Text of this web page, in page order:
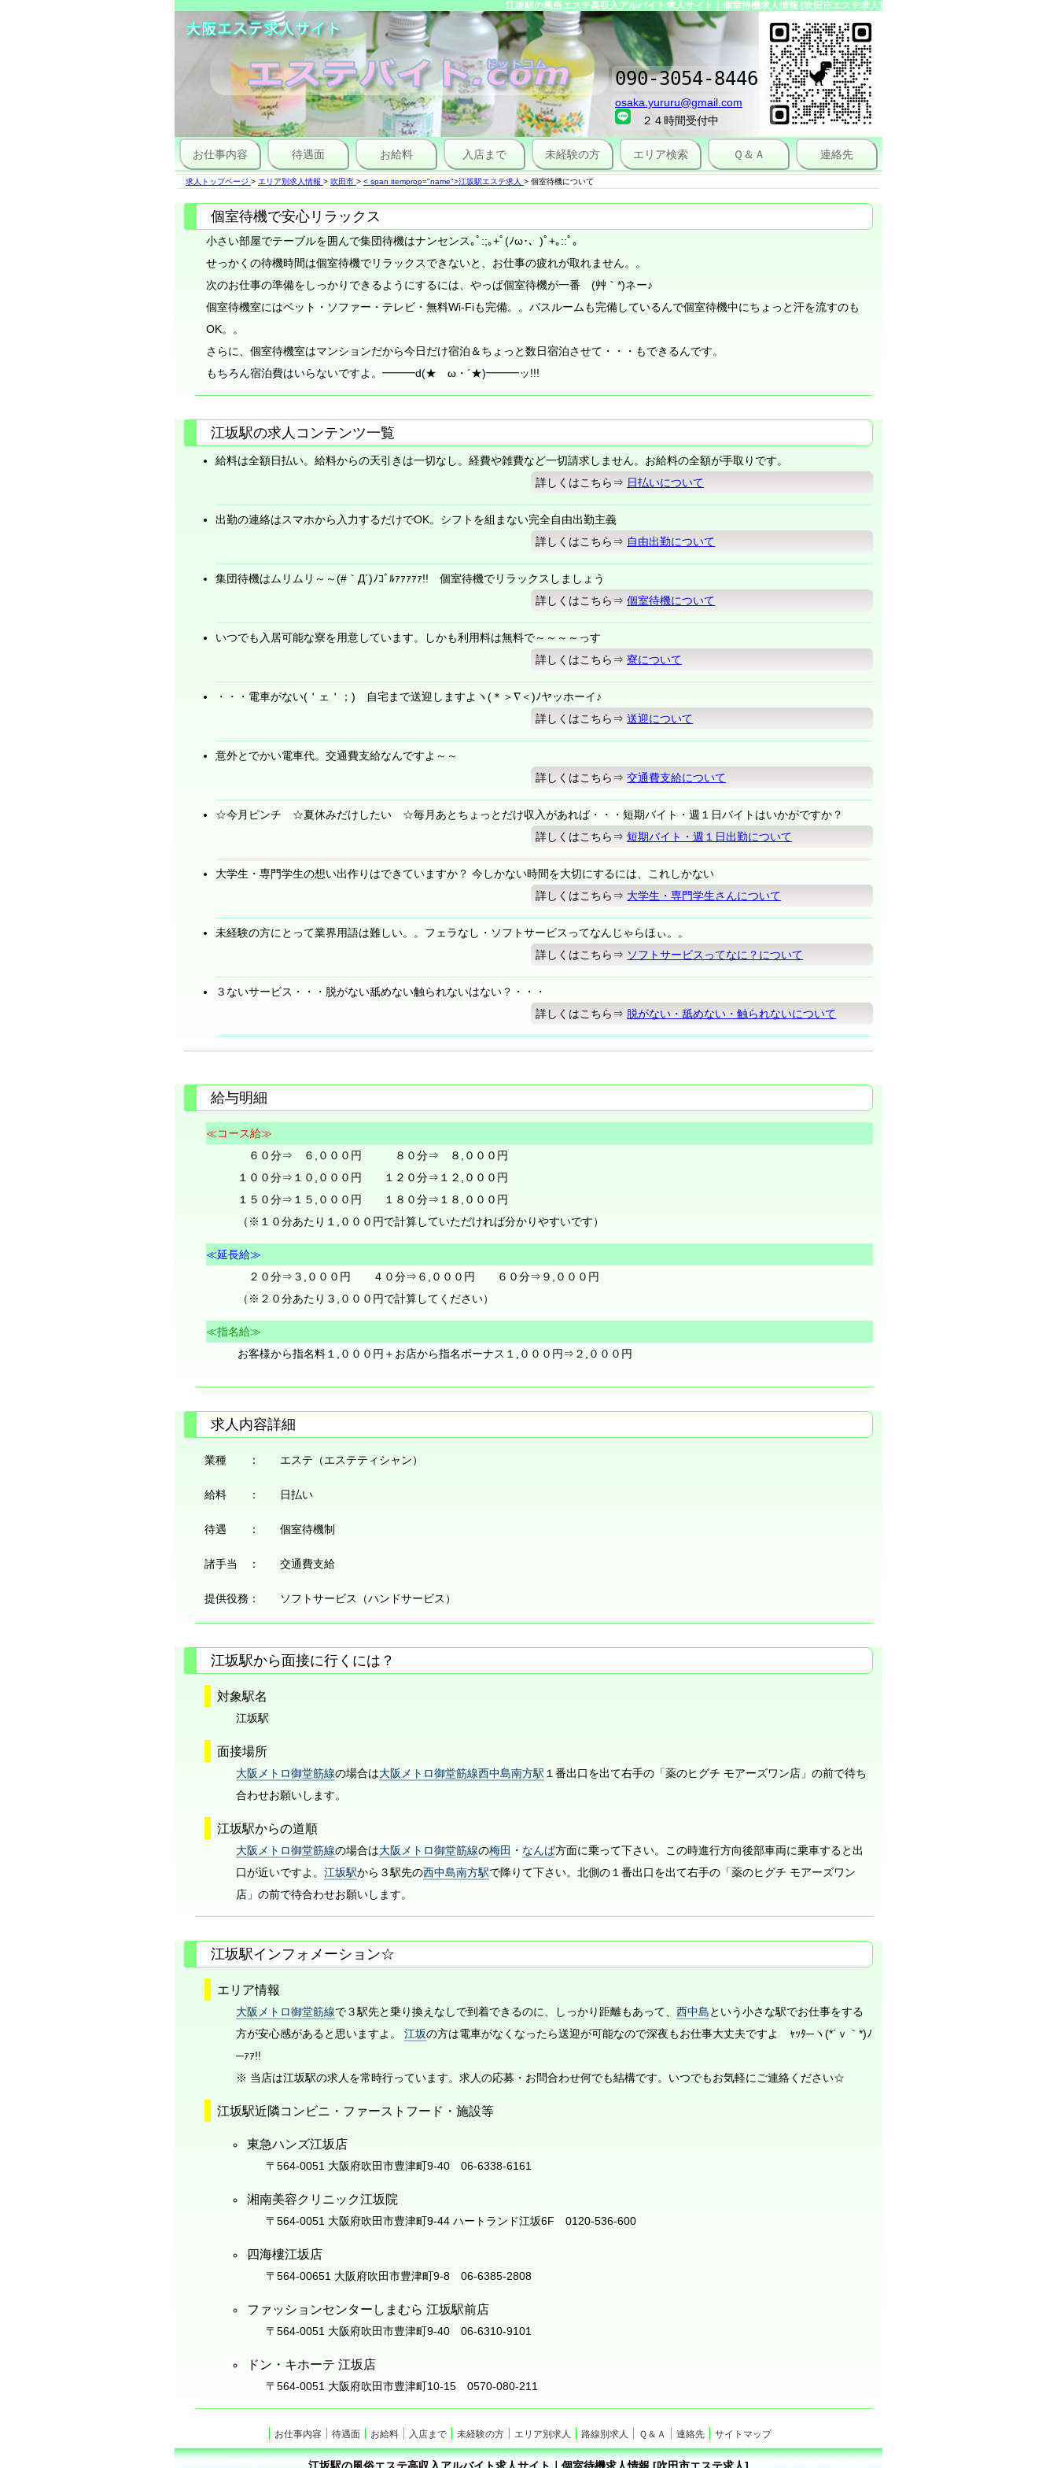
江坂駅の風俗エステ高収入アルバイト求人サイト｜個室待機求人情報 [吹田市エステ求人]
090-3054-8446
osaka.yururu@gmail.com
２４時間受付中
お仕事内容 待遇面 お給料 入店まで 未経験の方 エリア検索 Ｑ＆Ａ 連絡先
求人トップページ > エリア別求人情報 > 吹田市 > < span itemprop="name">江坂駅エステ求人 > 個室待機について
個室待機で安心リラックス
小さい部屋でテーブルを囲んで集団待機はナンセンス｡ﾟ:;｡+ﾟ(ﾉω･、)ﾟ+｡::ﾟ｡
せっかくの待機時間は個室待機でリラックスできないと、お仕事の疲れが取れません。。
次のお仕事の準備をしっかりできるようにするには、やっぱ個室待機が一番 (艸｀*)ネー♪
個室待機室にはベット・ソファー・テレビ・無料Wi-Fiも完備。。バスルームも完備しているんで個室待機中にちょっと汗を流すのも
OK。。
さらに、個室待機室はマンションだから今日だけ宿泊＆ちょっと数日宿泊させて・・・もできるんです。
もちろん宿泊費はいらないですよ。━━━d(★ゝω・´★)━━━ッ!!!
江坂駅の求人コンテンツ一覧
給料は全額日払い。給料からの天引きは一切なし。経費や雑費など一切請求しません。お給料の全額が手取りです。
詳しくはこちら⇒ 日払いについて
出勤の連絡はスマホから入力するだけでOK。シフトを組まない完全自由出勤主義
詳しくはこちら⇒ 自由出勤について
集団待機はムリムリ～～(#｀Д´)ﾉｺﾞﾙｧｧｧｧｧ!! 個室待機でリラックスしましょう
詳しくはこちら⇒個室待機について
いつでも入居可能な寮を用意しています。しかも利用料は無料で～～～～っす
詳しくはこちら⇒寮について
・・・電車がない(＇ェ＇；) 自宅まで送迎しますよヽ(＊＞∇＜)ﾉヤッホーイ♪
詳しくはこちら⇒送迎について
意外とでかい電車代。交通費支給なんですよ～～
詳しくはこちら⇒交通費支給について
☆今月ピンチ ☆夏休みだけしたい ☆毎月あとちょっとだけ収入があれば・・・短期バイト・週１日バイトはいかがですか？
詳しくはこちら⇒短期バイト・週１日出勤について
大学生・専門学生の想い出作りはできていますか？ 今しかない時間を大切にするには、これしかない
詳しくはこちら⇒ 大学生・専門学生さんについて
未経験の方にとって業界用語は難しい。。フェラなし・ソフトサービスってなんじゃらほぃ。。
詳しくはこちら⇒ ソフトサービスってなに？について
３ないサービス・・・脱がない舐めない触られないはない？・・・
詳しくはこちら⇒ 脱がない・舐めない・触られないについて
給与明細
≪コース給≫
６０分⇒ ６,０００円 ８０分⇒ ８,０００円
１００分⇒１０,０００円 １２０分⇒１２,０００円
１５０分⇒１５,０００円 １８０分⇒１８,０００円
（※１０分あたり１,０００円で計算していただければ分かりやすいです）
≪延長給≫
２０分⇒３,０００円 ４０分⇒６,０００円 ６０分⇒９,０００円
（※２０分あたり３,０００円で計算してください）
≪指名給≫
お客様から指名料１,０００円＋お店から指名ボーナス１,０００円⇒２,０００円
求人内容詳細
業種 ： エステ（エステティシャン）
給料 ： 日払い
待遇 ： 個室待機制
諸手当 ： 交通費支給
提供役務： ソフトサービス（ハンドサービス）
江坂駅から面接に行くには？
対象駅名
江坂駅
面接場所
大阪メトロ御堂筋線の場合は大阪メトロ御堂筋線西中島南方駅 １番出口を出て右手の「薬のヒグチ モアーズワン店」の前で待ち
合わせお願いします。
江坂駅からの道順
大阪メトロ御堂筋線の場合は大阪メトロ御堂筋線の梅田 ・ なんば方面に乗って下さい。この時進行方向後部車両に乗車すると出
口が近いですよ。 江坂駅から３駅先の西中島南方駅で降りて下さい。北側の１番出口を出て右手の「薬のヒグチ モアーズワン
店」の前で待合わせお願いします。
江坂駅インフォメーション☆
エリア情報
大阪メトロ御堂筋線で３駅先と乗り換えなしで到着できるのに、しっかり距離もあって、 西中島という小さな駅でお仕事をする
方が安心感があると思いますよ。 江坂の方は電車がなくなったら送迎が可能なので深夜もお仕事大丈夫ですよ ｬｯﾀ─ヽ(*´ｖ｀*)ﾉ
─ｧｧ!!
※ 当店は江坂駅の求人を常時行っています。求人の応募・お問合わせ何でも結構です。いつでもお気軽にご連絡ください☆
江坂駅近隣コンビニ・ファーストフード・施設等
東急ハンズ江坂店
〒564-0051 大阪府吹田市豊津町9-40 06-6338-6161
湘南美容クリニック江坂院
〒564-0051 大阪府吹田市豊津町9-44 ハートランド江坂6F 0120-536-600
四海樓江坂店
〒564-00651 大阪府吹田市豊津町9-8 06-6385-2808
ファッションセンターしまむら 江坂駅前店
〒564-0051 大阪府吹田市豊津町9-40 06-6310-9101
ドン・キホーテ 江坂店
〒564-0051 大阪府吹田市豊津町10-15 0570-080-211
お仕事内容 待遇面 お給料 入店まで 未経験の方 エリア別求人 路線別求人 Ｑ＆Ａ 連絡先 サイトマップ
江坂駅の風俗エステ高収入アルバイト求人サイト｜個室待機求人情報 [吹田市エステ求人]